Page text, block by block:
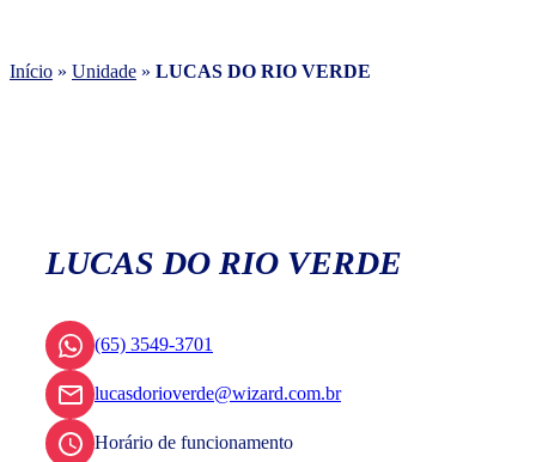
Início » Unidade » LUCAS DO RIO VERDE
LUCAS DO RIO VERDE
(65) 3549-3701
lucasdorioverde@wizard.com.br
Horário de funcionamento